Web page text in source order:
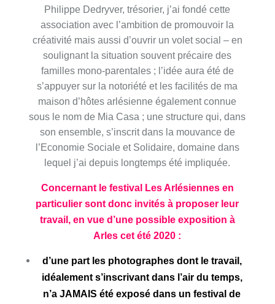
Philippe Dedryver, trésorier, j’ai fondé cette
association avec l’ambition de promouvoir la
créativité mais aussi d’ouvrir un volet social – en
soulignant la situation souvent précaire des
familles mono-parentales ; l’idée aura été de
s’appuyer sur la notoriété et les facilités de ma
maison d’hôtes arlésienne également connue
sous le nom de Mia Casa ; une structure qui, dans
son ensemble, s’inscrit dans la mouvance de
l’Economie Sociale et Solidaire, domaine dans
lequel j’ai depuis longtemps été impliquée.
Concernant le festival Les Arlésiennes en
particulier sont donc invités à proposer leur
travail, en vue d’une possible exposition à
Arles cet été 2020 :
d’une part les photographes dont le travail,
idéalement s’inscrivant dans l’air du temps,
n’a JAMAIS été exposé dans un festival de